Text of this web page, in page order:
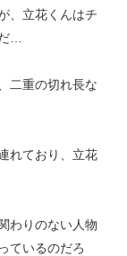
、立花くんはチ
…
二重の切れ長な
れており、立花
わりのない人物
ているのだろ